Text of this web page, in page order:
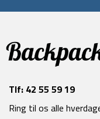
Tlf: 42 55 59 19
Ring til os alle